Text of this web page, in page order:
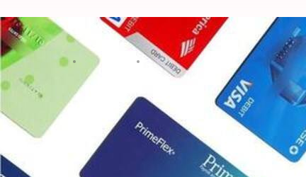
एक जनवरी से काम नहीं करेंगे ये
लेखन प्रमोद कुमार Nov 26, 2018 12:44 pm
भारतीय रिज़र्व बैंक (RBI) के निर्देशानुसार, अगले साल 1
पुराने मैग्नेटिक स्ट्रिप कार्ड को इस साल 31 दिसंबर तक
हालांकि, अभी ग्राहकों को इसे लेकर परेशान होने की